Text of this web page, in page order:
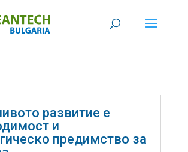
развитие е
и
предимство за